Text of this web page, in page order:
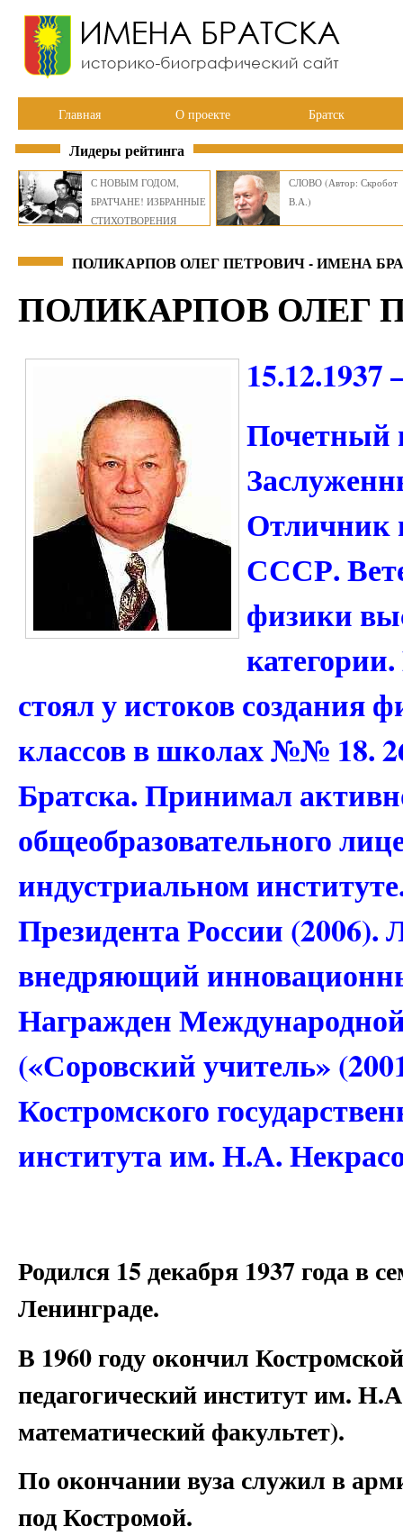
Главная О проекте Братск
Лидеры рейтинга
С НОВЫМ ГОДОМ,
БРАТЧАНЕ! ИЗБРАННЫЕ
СТИХОТВОРЕНИЯ
СЛОВО (Автор: Скробот
В.А.)
ПОЛИКАРПОВ ОЛЕГ ПЕТРОВИЧ - ИМЕНА
ПОЛИКАРПОВ ОЛЕГ
15.12.1937
Почетный
Отличник
СССР.
физики
стоял у истоков создания
классов в школах №№ 18.
Братска. Принимал
общеобразовательного
индустриальном
Президента России
внедряющий
Награжден
(«Соровский учитель»
Костромского
института им. Н.А.
Родился 15 декабря 1937 года в
Ленинграде.
В 1960 году окончил
педагогический институт им.
математический факультет).
По окончании вуза служил в
под Костромой.